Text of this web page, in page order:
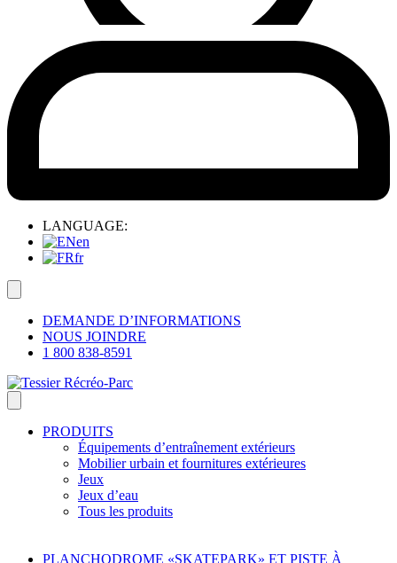
LANGUAGE:
en
fr
DEMANDE D’INFORMATIONS
NOUS JOINDRE
1 800 838-8591
PRODUITS
Équipements d’entraînement extérieurs
Mobilier urbain et fournitures extérieures
Jeux
Jeux d’eau
Tous les produits
PLANCHODROME «SKATEPARK» ET PISTE À